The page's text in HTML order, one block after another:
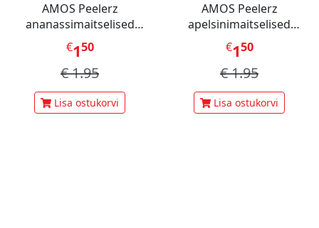
AMOS Peelerz
ananassimaitselised
kummikommid 65 g
€150
€1.95
Lisa ostukorvi
AMOS Peelerz
apelsinimaitselised
kummikommid 65 g
€150
€1.95
Lisa ostukorvi